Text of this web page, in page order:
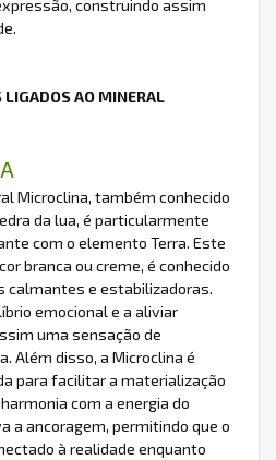
construindo assim
AO MINERAL
Microclina, também conhecido
da lua, é particularmente
com o elemento Terra. Este
branca ou creme, é conhecido
calmantes e estabilizadoras.
emocional e a aliviar
uma sensação de
Além disso, a Microclina é
para facilitar a materialização
com a energia do
a ancoragem, permitindo que o
à realidade enquanto